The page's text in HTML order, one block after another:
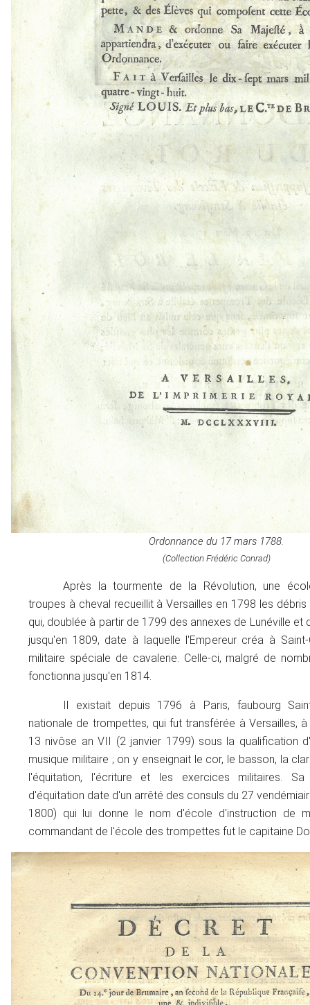
Ordonnance du 17 mars 1788.
(Collection Frédéric Conrad)
Après la tourmente de la Révolution, une
troupes à cheval recueillit à Versailles en 1798 les
qui, doublée à partir de 1799 des annexes de Lunéville et
jusqu'en 1809, date à laquelle l'Empereur créa à
militaire spéciale de cavalerie. Celle-ci, malgré de
fonctionna jusqu'en 1814.
Il existait depuis 1796 à Paris, faubourg
nationale de trompettes, qui fut transférée à Versailles,
13 nivôse an VII (2 janvier 1799) sous la qualification
musique militaire ; on y enseignait le cor, le basson, la
l'équitation, l'écriture et les exercices militaires.
d'équitation date d'un arrêté des consuls du 27
1800) qui lui donne le nom d'école d'instruction de
commandant de l'école des trompettes fut le capitaine